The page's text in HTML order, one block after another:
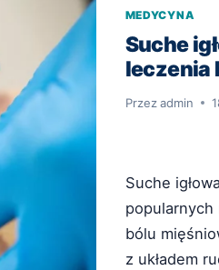
MEDYCYNA
Suche
leczenia
Przez admin
Suche
bólu
z układem